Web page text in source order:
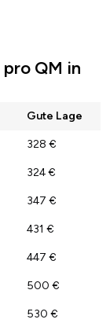
QM in
Gute Lage
328 €
324 €
347 €
431 €
447 €
500 €
530 €